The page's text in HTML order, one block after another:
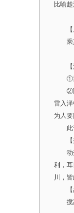
比喻
【
乘其
【
①乘
②随
雷入
为人
此计
【
动荡
利，
川，
【
搅乱